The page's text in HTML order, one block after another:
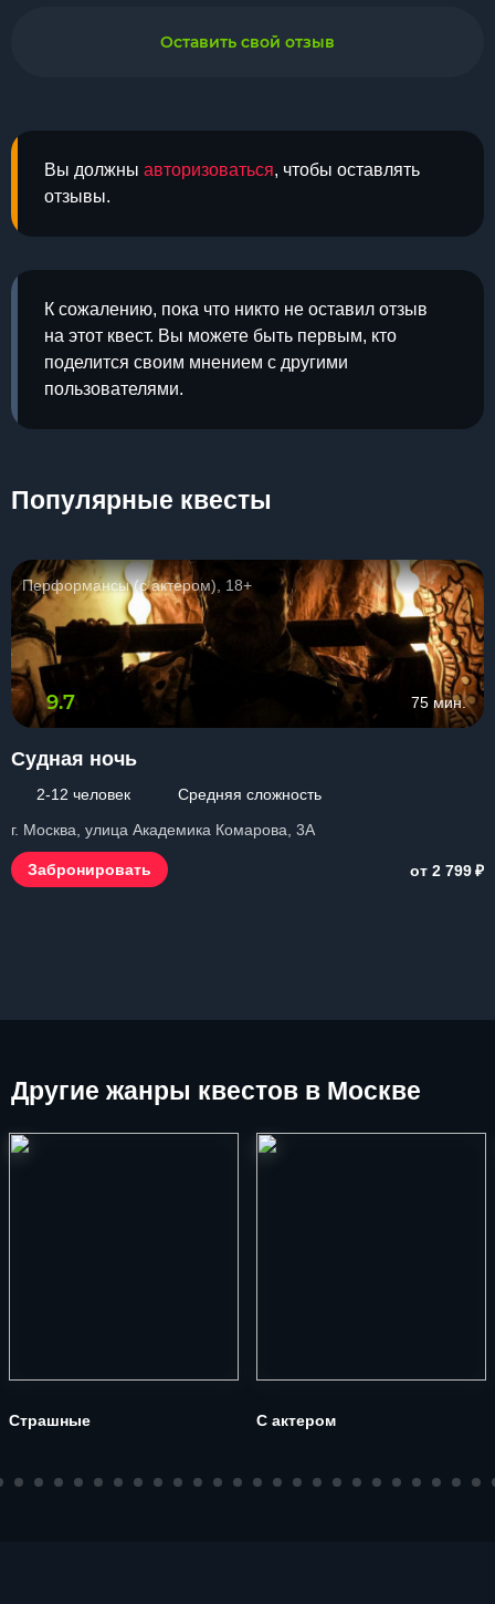
Вы должны авторизоваться, чтобы оставлять
отзывы.
К сожалению, пока что никто не оставил отзыв
на этот квест. Вы можете быть первым, кто
поделится своим мнением с другими
пользователями.
Оставить свой отзыв
Популярные квесты
Перформансы (с актером), 18+
9.7 75 мин.
Судная ночь
2-12 человек
Средняя сложность
г. Москва, улица Академика Комарова, 3А
Забронировать от 2 799₽
Другие жанры квестов в Москве
Страшные С актером